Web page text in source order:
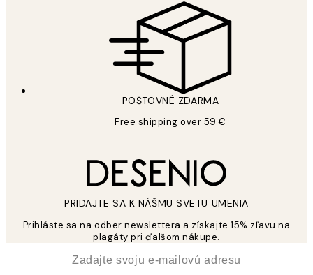
POŠTOVNÉ ZDARMA
Free shipping over 59 €
PRIDAJTE SA K NÁŠMU SVETU UMENIA
Prihláste sa na odber newslettera a získajte 15% zľavu na
plagáty pri ďalšom nákupe.